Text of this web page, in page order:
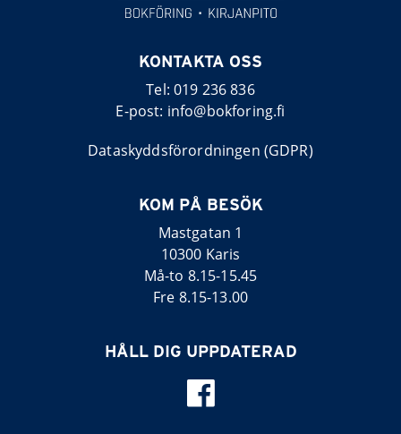
KONTAKTA OSS
Tel:019 236 836
E-post: info@bokforing.fi
Dataskyddsförordningen (GDPR)
KOM PÅ BESÖK
Mastgatan 1
10300 Karis
Må-to 8.15-15.45
Fre 8.15-13.00
HÅLL DIG UPPDATERAD
Följ oss på